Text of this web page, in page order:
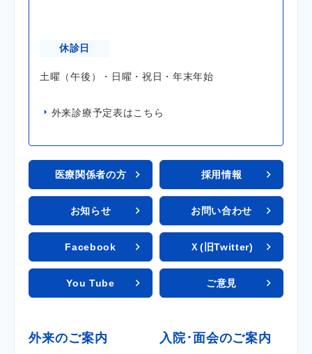
休診日
土曜（午後）・日曜・祝日・年末年始
外来診療予定表はこちら
医療関係者の方 採用情報
お知らせ お問い合わせ
Facebook Ｘ(旧Twitter)
You Tube ご意見
外来のご案内 入院･面会のご案内